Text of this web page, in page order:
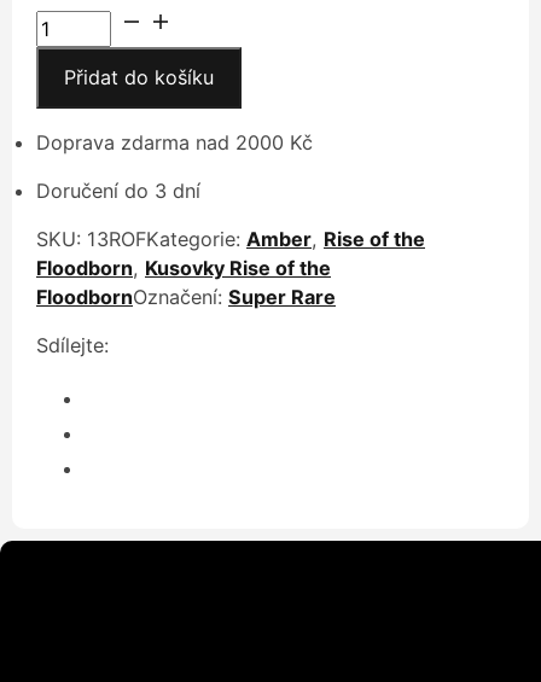
Mickey
Mouse,
Friendly
Face
množství
Přidat do košíku
Doprava zdarma nad 2000 Kč
Doručení do 3 dní
SKU: 13ROFKategorie: Amber, Rise of the
Floodborn, Kusovky Rise of the
FloodbornOznačení: Super Rare
Sdílejte: